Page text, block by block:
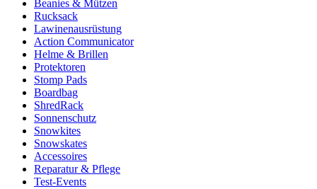
Beanies & Mützen
Rucksack
Lawinenausrüstung
Action Communicator
Helme & Brillen
Protektoren
Stomp Pads
Boardbag
ShredRack
Sonnenschutz
Snowkites
Snowskates
Accessoires
Reparatur & Pflege
Test-Events